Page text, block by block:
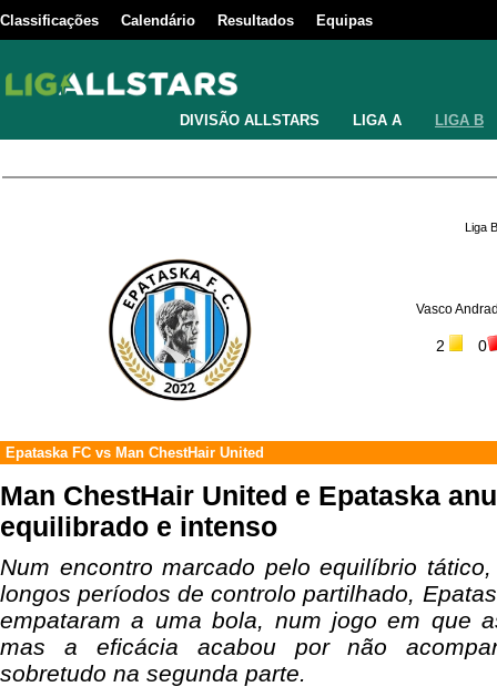
Classificações Calendário Resultados Equipas
DIVISÃO ALLSTARS LIGA A LIGA B
Liga
Vasco
2 0
Epataska FC vs Man ChestHair United
Man ChestHair United e Epataska
equilibrado e intenso
Num encontro marcado pelo equilíbrio
longos períodos de controlo partilhado,
empataram a uma bola, num jogo em que
mas a eficácia acabou por não
sobretudo na segunda parte.